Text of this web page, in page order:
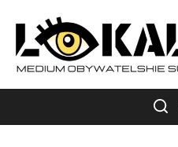
content